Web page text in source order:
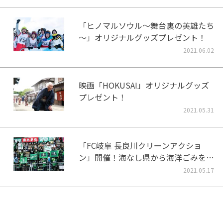
「ヒノマルソウル～舞台裏の英雄たち
～」オリジナルグッズプレゼント！
2021.06.02
映画「HOKUSAI」オリジナルグッズ
プレゼント！
2021.05.31
「FC岐阜 長良川クリーンアクショ
ン」開催！海なし県から海洋ごみをな
2021.05.17